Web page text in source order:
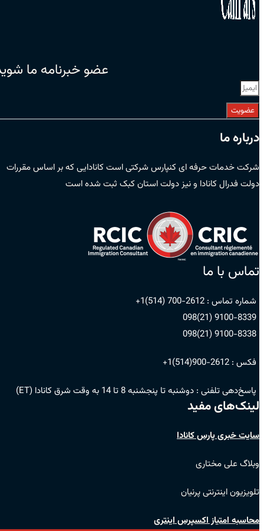
عضو خبرنامه ما شوید
عضویت
درباره ما
شرکت خدمات حرفه ای کنپارس شرکتی است کانادایی که بر اساس مقررات
دولت فدرال کانادا و نیز دولت استان کبک ثبت شده است
تماس با ما
شماره تماس : 2612-700 (514)1+
9100-8339 (21)098
9100-8338 (21)098
فکس : 2612-900(514)1+
پاسخ‌دهی تلفنی : دوشنبه تا پنجشنبه 8 تا 14 به وقت شرق کانادا (ET)
لینک‌های مفید
سایت خبری پارس کانادا
وبلاگ علی مختاری
تلویزیون اینترنتی پرنیان
محاسبه امتیاز اکسپرس اینتری